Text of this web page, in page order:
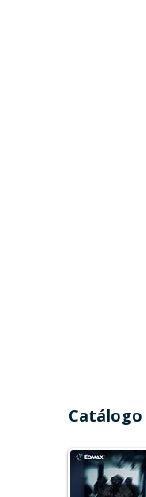
Catálogo